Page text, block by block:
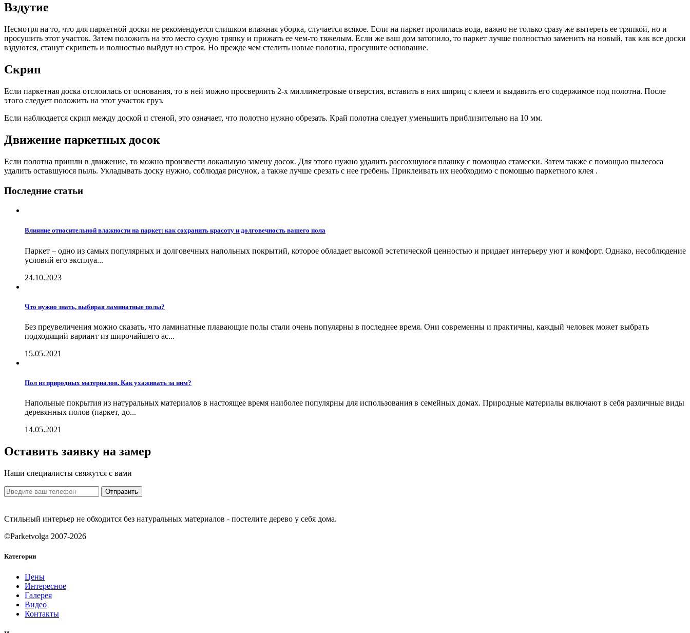
Вздутие
Несмотря на то, что для паркетной доски не рекомендуется слишком влажная уборка, случается всякое. Если на паркет пролилась вода, важно не только сразу же вытереть ее тряпкой, но и
просушить этот участок. Затем положить на это место сухую тряпку и прижать ее чем-то тяжелым. Если же ваш дом затопило, то паркет лучше полностью заменить на новый, так как все доски
вздуются, станут скрипеть и полностью выйдут из строя. Но прежде чем стелить новые полотна, просушите основание.
Скрип
Если паркетная доска отслоилась от основания, то в ней можно просверлить 2-х миллиметровые отверстия, вставить в них шприц с клеем и выдавить его содержимое под полотна. После
этого следует положить на этот участок груз.
Если наблюдается скрип между доской и стеной, это означает, что полотно нужно обрезать. Край полотна следует уменьшить приблизительно на 10 мм.
Движение паркетных досок
Если полотна пришли в движение, то можно произвести локальную замену досок. Для этого нужно удалить рассохшуюся плашку с помощью стамески. Затем также с помощью пылесоса
удалить оставшуюся пыль. Укладывать доску нужно, соблюдая рисунок, а также лучше срезать с нее гребень. Приклеивать их необходимо с помощью паркетного клея .
Последние статьи
Влияние относительной влажности на паркет: как сохранить красоту и долговечность вашего пола
Паркет – одно из самых популярных и долговечных напольных покрытий, которое обладает высокой эстетической ценностью и придает интерьеру уют и комфорт. Однако, несоблюдение
условий его эксплуа...
24.10.2023
Что нужно знать, выбирая ламинатные полы?
Без преувеличения можно сказать, что ламинатные плавающие полы стали очень популярны в последнее время. Они современны и практичны, каждый человек может выбрать
подходящий вариант из широчайшего ас...
15.05.2021
Пол из природных материалов. Как ухаживать за ним?
Напольные покрытия из натуральных материалов в настоящее время наиболее популярны для использования в семейных домах. Природные материалы включают в себя различные виды
деревянных полов (паркет, до...
14.05.2021
Оставить заявку на замер
Наши специалисты свяжутся с вами
Отправить
Стильный интерьер не обходится без натуральных материалов - постелите дерево у себя дома.
©Parketvolga 2007-2026
Категории
Цены
Интересное
Галерея
Видео
Контакты